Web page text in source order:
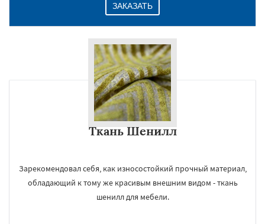
ЗАКАЗАТЬ
Ткань Шенилл
Зарекомендовал себя, как износостойкий прочный материал,
обладающий к тому же красивым внешним видом - ткань
шенилл для мебели.